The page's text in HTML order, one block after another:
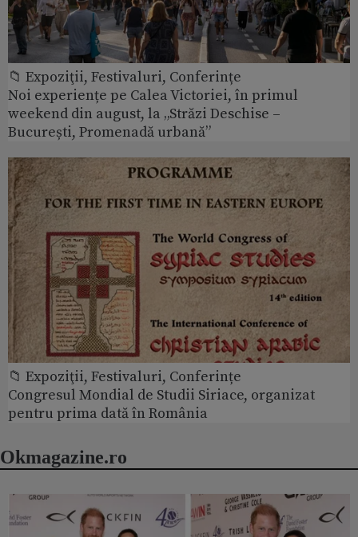
📁 Expoziţii, Festivaluri, Conferințe
Noi experiențe pe Calea Victoriei, în primul
weekend din august, la „Străzi Deschise –
București, Promenadă urbană”
📁 Expoziţii, Festivaluri, Conferințe
Congresul Mondial de Studii Siriace, organizat
pentru prima dată în România
Okmagazine.ro